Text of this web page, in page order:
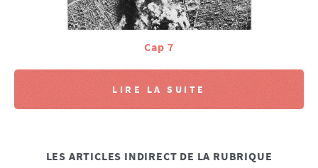
Cap 7
LIRE LA SUITE
LES ARTICLES INDIRECT DE LA RUBRIQUE